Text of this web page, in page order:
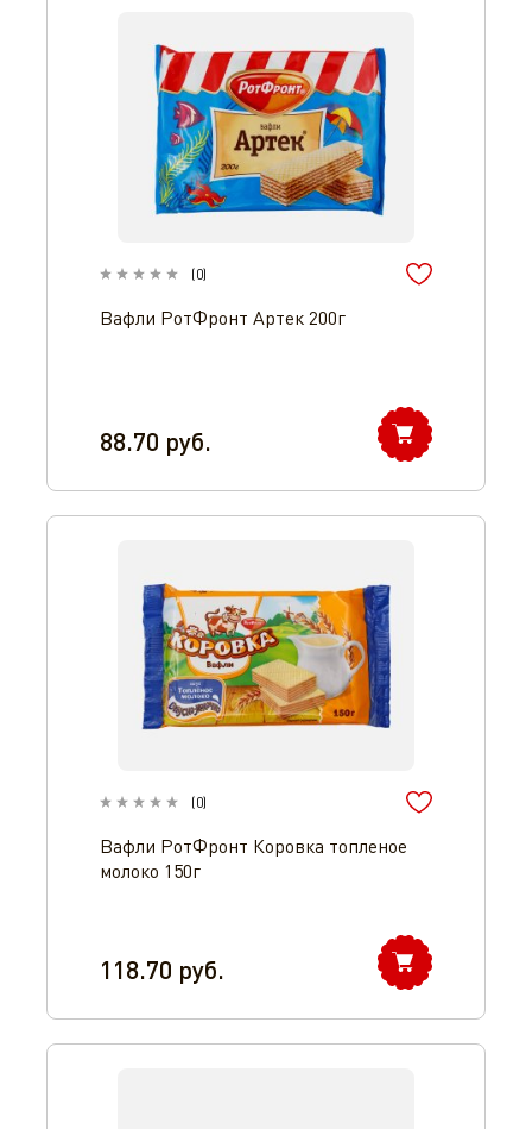
(0)
Вафли РотФронт Артек 200г
88.70 руб.
(0)
Вафли РотФронт Коровка топленое
молоко 150г
118.70 руб.